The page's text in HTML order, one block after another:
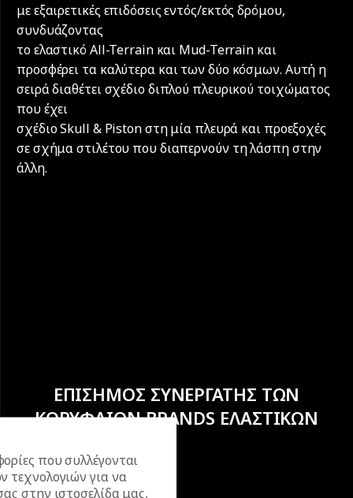
με εξαιρετικές επιδόσεις εντός/εκτός δρόμου,
συνδυάζοντας
το ελαστικό All-Terrain και Mud-Terrain και
προσφέρει τα καλύτερα και των δύο κόσμων. Αυτή η
σειρά διαθέτει σχέδιο διπλού πλευρικού τοιχώματος
που έχει
σχέδιο Skull & Piston στη μία πλευρά και προεξοχές
σε σχήμα στιλέτου που διαπερνούν τη λάσπη στην
άλλη.
ΕΠΙΣΗΜΟΣ ΣΥΝΕΡΓΑΤΗΣ ΤΩΝ
ΚΟΡΥΦΑΙΩΝ BRANDS ΕΛΑΣΤΙΚΩΝ
που συλλέγονται
τεχνολογιών για να
στην ιστοσελίδα μας,